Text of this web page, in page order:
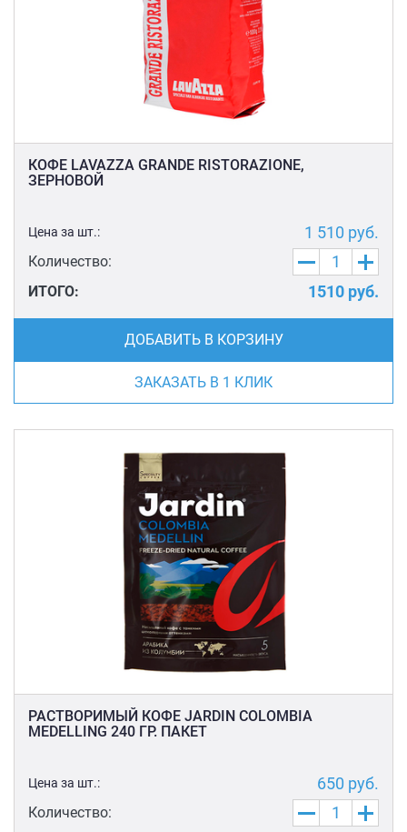
КОФЕ LAVAZZA GRANDE RISTORAZIONE,
ЗЕРНОВОЙ
Цена за шт.: 1 510 руб.
Количество:
ИТОГО:
1510 руб.
ДОБАВИТЬ В КОРЗИНУ
ЗАКАЗАТЬ В 1 КЛИК
РАСТВОРИМЫЙ КОФЕ JARDIN COLOMBIA
MEDELLING 240 ГР. ПАКЕТ
Цена за шт.: 650 руб.
Количество: